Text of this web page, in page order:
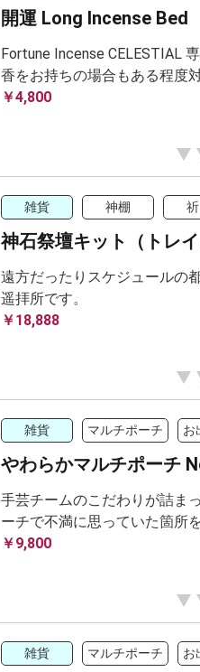
開運 Long Incense Bed
Fortune Incense CELESTIAL
香をお持ちの場合もある程度
￥4,800
雑貨 神棚
神石祭壇キット（トレイ
遠方だったりスケジュールの
遥拝所です。
￥18,888
雑貨 マルチポーチ お
やわらかマルチポーチ
手芸チームのこだわりが詰ま
ーチで不満に思っていた箇所
￥9,800
雑貨 マルチポーチ お